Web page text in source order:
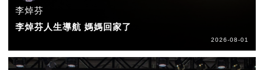
李焯芬
李焯芬人生導航 媽媽回家了
2026-08-01